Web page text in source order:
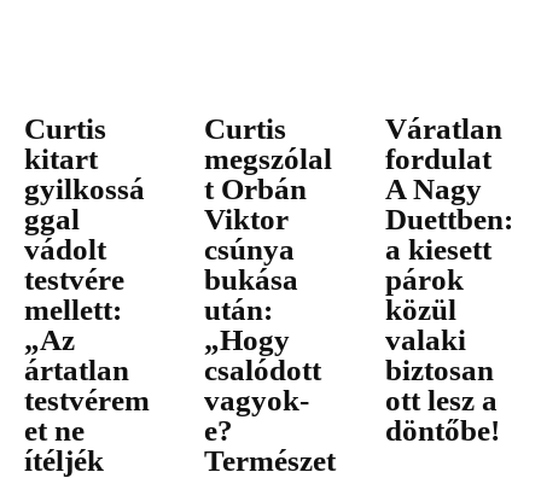
Curtis
kitart
gyilkossá
ggal
vádolt
testvére
mellett:
„Az
ártatlan
testvérem
et ne
ítéljék
Curtis
megszólal
t Orbán
Viktor
csúnya
bukása
után:
„Hogy
csalódott
vagyok-
e?
Természet
Váratlan
fordulat
A Nagy
Duettben:
a kiesett
párok
közül
valaki
biztosan
ott lesz a
döntőbe!